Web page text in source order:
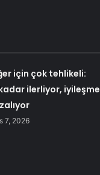
için çok tehlikeli:
ilerliyor, iyileşme
7, 2026